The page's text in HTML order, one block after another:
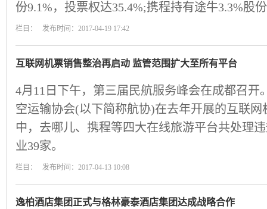
份9.1%，投票权达35.4%;携程持有途牛3.3%股
栏目： 发布时间：2017-04-19 17:42
互联网机票销售整治再启动 监管范围扩大至所有平台
4月11日下午，第三届民航服务峰会在成都召开
空运输协会(以下简称航协)在去年开展的互联
中，去哪儿、携程等四大在线旅游平台共处理
业39家。
栏目： 发布时间：2017-04-13 10:08
逸柏酒店集团正式与格林豪泰酒店集团达成战略合作